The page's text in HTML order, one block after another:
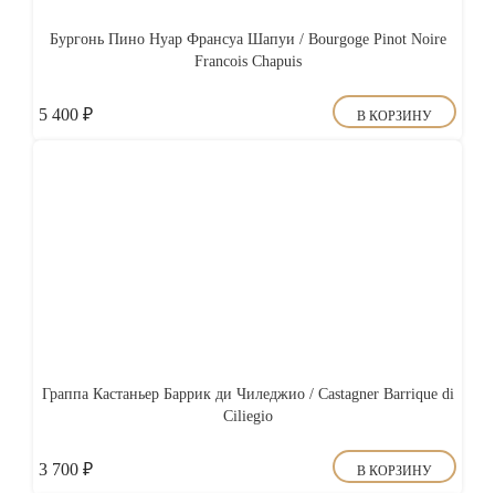
Бургонь Пино Нуар Франсуа Шапуи / Bourgoge Pinot Noire
Francois Chapuis
5 400 ₽ В КОРЗИНУ
Граппа Кастаньер Баррик ди Чиледжио / Castagner Barrique di
Ciliegio
3 700 ₽ В КОРЗИНУ